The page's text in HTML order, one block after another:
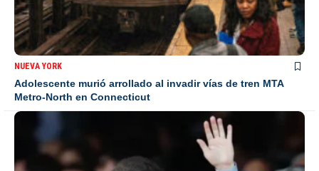
NUEVA YORK
Adolescente murió arrollado al invadir vías de tren MTA
Metro-North en Connecticut